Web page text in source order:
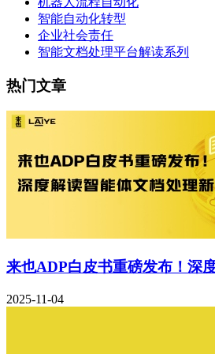
智能自动化转型
企业社会责任
智能文档处理平台解读系列
热门文章
来也ADP白皮书重磅发布！深
2025-11-04